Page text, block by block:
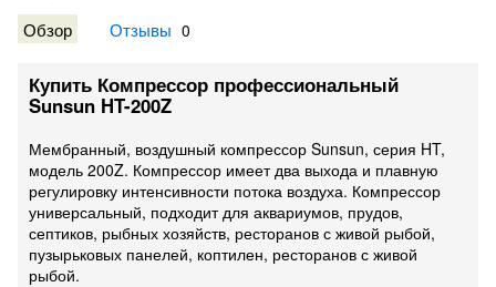
Обзор Отзывы 0
Купить Компрессор профессиональный
Sunsun HT-200Z
Мембранный, воздушный компрессор Sunsun, серия HT,
модель 200Z. Компрессор имеет два выхода и плавную
регулировку интенсивности потока воздуха. Компрессор
универсальный, подходит для аквариумов, прудов,
септиков, рыбных хозяйств, ресторанов с живой рыбой,
пузырьковых панелей, коптилен, ресторанов с живой
рыбой.